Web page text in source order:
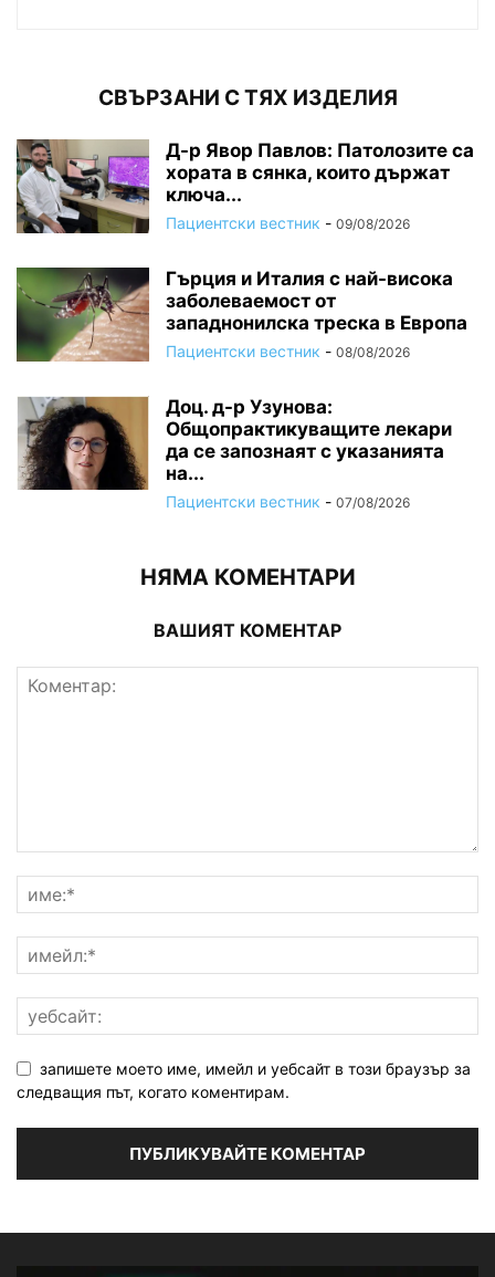
СВЪРЗАНИ С ТЯХ ИЗДЕЛИЯ
Д-р Явор Павлов: Патолозите са
хората в сянка, които държат
ключа...
Пациентски вестник - 09/08/2026
Гърция и Италия с най-висока
заболеваемост от
западнонилска треска в Европа
Пациентски вестник - 08/08/2026
Доц. д-р Узунова:
Общопрактикуващите лекари
да се запознаят с указанията
на...
Пациентски вестник - 07/08/2026
НЯМА КОМЕНТАРИ
ВАШИЯТ КОМЕНТАР
запишете моето име, имейл и уебсайт в този браузър за
следващия път, когато коментирам.